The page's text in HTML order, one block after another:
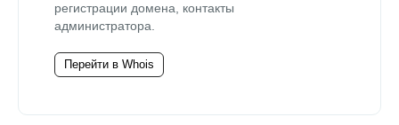
регистрации домена, контакты
администратора.
Перейти в Whois